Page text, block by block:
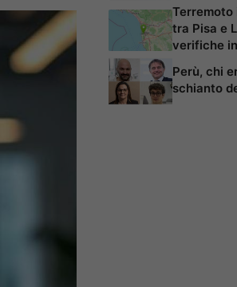
Terremoto
tra Pisa e
verifiche
Perù, chi
schianto